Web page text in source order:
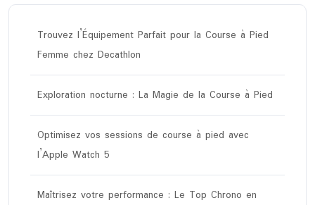
Trouvez l’Équipement Parfait pour la Course à Pied
Femme chez Decathlon
Exploration nocturne : La Magie de la Course à Pied
Optimisez vos sessions de course à pied avec
l’Apple Watch 5
Maîtrisez votre performance : Le Top Chrono en